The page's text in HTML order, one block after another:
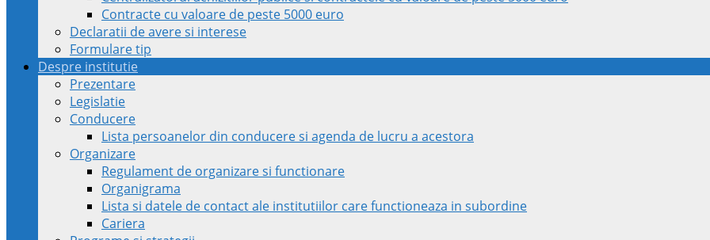
Contracte cu valoare de peste 5000 euro
Declaratii de avere si interese
Formulare tip
Despre institutie
Prezentare
Legislatie
Conducere
Lista persoanelor din conducere si agenda de lucru a acestora
Organizare
Regulament de organizare si functionare
Organigrama
Lista si datele de contact ale institutiilor care functioneaza in subordine
Cariera